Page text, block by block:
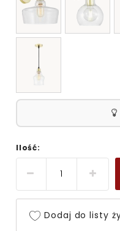
Ilość:
Dodaj do listy